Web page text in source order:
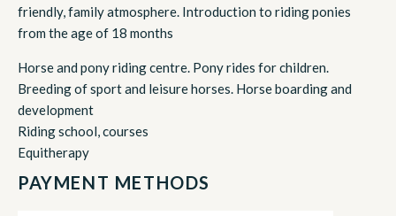
friendly, family atmosphere. Introduction to riding ponies
from the age of 18 months
Horse and pony riding centre. Pony rides for children.
Breeding of sport and leisure horses. Horse boarding and
development
Riding school, courses
Equitherapy
PAYMENT METHODS